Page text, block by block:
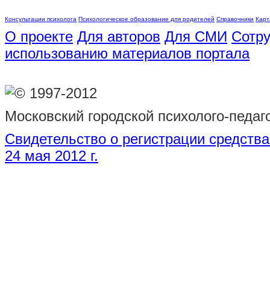
Консультации психолога Психологическое образование для родителей Справочники
О проекте Для авторов Для СМИ
использованию материалов портала
© 1997-2012
Московский городской психолого-
Свидетельство о регистрации
24 мая 2012 г.